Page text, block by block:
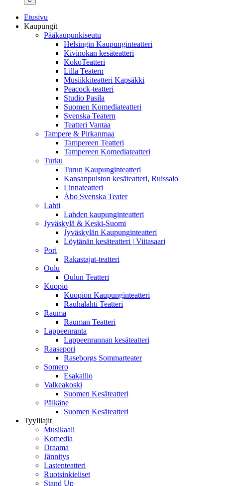
Etusivu
Kaupungit
Pääkaupunkiseutu
Helsingin Kaupunginteatteri
Kivinokan kesäteatteri
KokoTeatteri
Lilla Teatern
Musiikkiteatteri Kapsäkki
Peacock-teatteri
Studio Pasila
Suomen Komediateatteri
Svenska Teatern
Teatteri Vantaa
Tampere & Pirkanmaa
Tampereen Teatteri
Tampereen Komediateatteri
Turku
Turun Kaupunginteatteri
Kansanpuiston kesäteatteri, Ruissalo
Linnateatteri
Åbo Svenska Teater
Lahti
Lahden kaupunginteatteri
Jyväskylä & Keski-Suomi
Jyväskylän Kaupunginteatteri
Löytänän kesäteatteri | Viitasaari
Pori
Rakastajat-teatteri
Oulu
Oulun Teatteri
Kuopio
Kuopion Kaupunginteatteri
Rauhalahti Teatteri
Rauma
Rauman Teatteri
Lappeenranta
Lappeenrannan kesäteatteri
Raasepori
Raseborgs Sommarteater
Somero
Esakallio
Valkeakoski
Suomen Kesäteatteri
Pälkäne
Suomen Kesäteatteri
Tyylilajit
Musikaali
Komedia
Draama
Jännitys
Lastenteatteri
Ruotsinkieliset
Stand Up